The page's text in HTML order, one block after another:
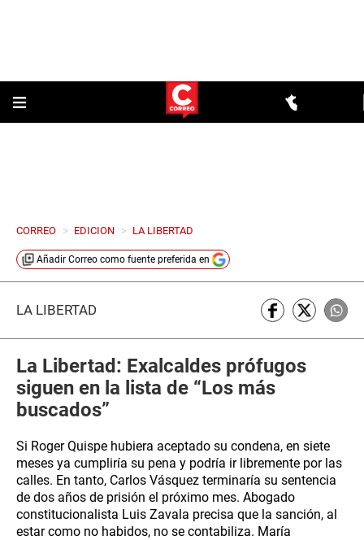
CORREO > EDICION > LA LIBERTAD
Añadir Correo como fuente preferida en
LA LIBERTAD
La Libertad: Exalcaldes prófugos
siguen en la lista de “Los más
buscados”
Si Roger Quispe hubiera aceptado su condena, en siete
meses ya cumpliría su pena y podría ir libremente por las
calles. En tanto, Carlos Vásquez terminaría su sentencia
de dos años de prisión el próximo mes. Abogado
constitucionalista Luis Zavala precisa que la sanción, al
estar como no habidos, no se contabiliza. María